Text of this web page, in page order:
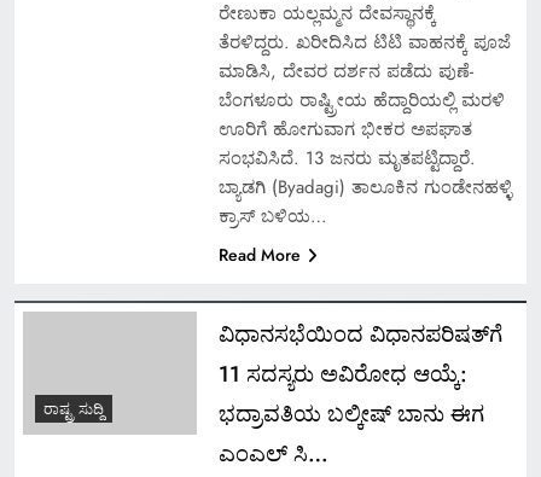
ರೇಣುಕಾ ಯಲ್ಲಮ್ಮನ ದೇವಸ್ಥಾನಕ್ಕೆ
ತೆರಳಿದ್ದರು. ಖರೀದಿಸಿದ ಟಿಟಿ ವಾಹನಕ್ಕೆ ಪೂಜೆ
ಮಾಡಿಸಿ, ದೇವರ ದರ್ಶನ ಪಡೆದು ಪುಣೆ-
ಬೆಂಗಳೂರು ರಾಷ್ಟ್ರೀಯ ಹೆದ್ದಾರಿಯಲ್ಲಿ ಮರಳಿ
ಊರಿಗೆ ಹೋಗುವಾಗ ಭೀಕರ ಅಪಘಾತ
ಸಂಭವಿಸಿದೆ. 13 ಜನರು ಮೃತಪಟ್ಟಿದ್ದಾರೆ.
ಬ್ಯಾಡಗಿ (Byadagi) ತಾಲೂಕಿನ ಗುಂಡೇನಹಳ್ಳಿ
ಕ್ರಾಸ್ ಬಳಿಯ…
Read More
ರಾಷ್ಟ್ರ ಸುದ್ದಿ
ವಿಧಾನಸಭೆಯಿಂದ ವಿಧಾನಪರಿಷತ್‌ಗೆ
11 ಸದಸ್ಯರು ಅವಿರೋಧ ಆಯ್ಕೆ:
ಭದ್ರಾವತಿಯ ಬಲ್ಕೀಷ್ ಬಾನು ಈಗ
ಎಂಎಲ್ ಸಿ…